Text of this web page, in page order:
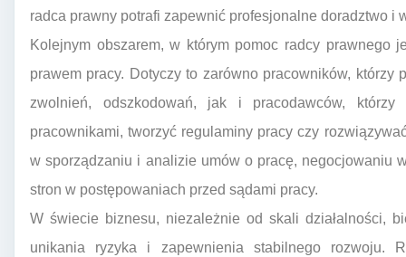
radca prawny potrafi zapewnić profesjonalne doradztwo i
Kolejnym obszarem, w którym pomoc radcy prawnego
prawem pracy. Dotyczy to zarówno pracowników,
zwolnień, odszkodowań, jak i pracodawców,
pracownikami, tworzyć regulaminy pracy czy
w sporządzaniu i analizie umów o pracę, negocjowaniu
stron w postępowaniach przed sądami pracy.
W świecie biznesu, niezależnie od skali działalności,
unikania ryzyka i zapewnienia stabilnego rozwoju.